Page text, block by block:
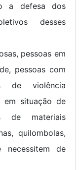
a defesa dos
desses
pessoas em
pessoas com
de violência
em situação de
de materiais
quilombolas,
de